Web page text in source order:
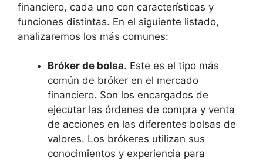
financiero, cada uno con características y
funciones distintas. En el siguiente listado,
analizaremos los más comunes:
Bróker de bolsa. Este es el tipo más
común de bróker en el mercado
financiero. Son los encargados de
ejecutar las órdenes de compra y venta
de acciones en las diferentes bolsas de
valores. Los brókeres utilizan sus
conocimientos y experiencia para